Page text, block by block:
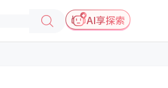
AI享探索